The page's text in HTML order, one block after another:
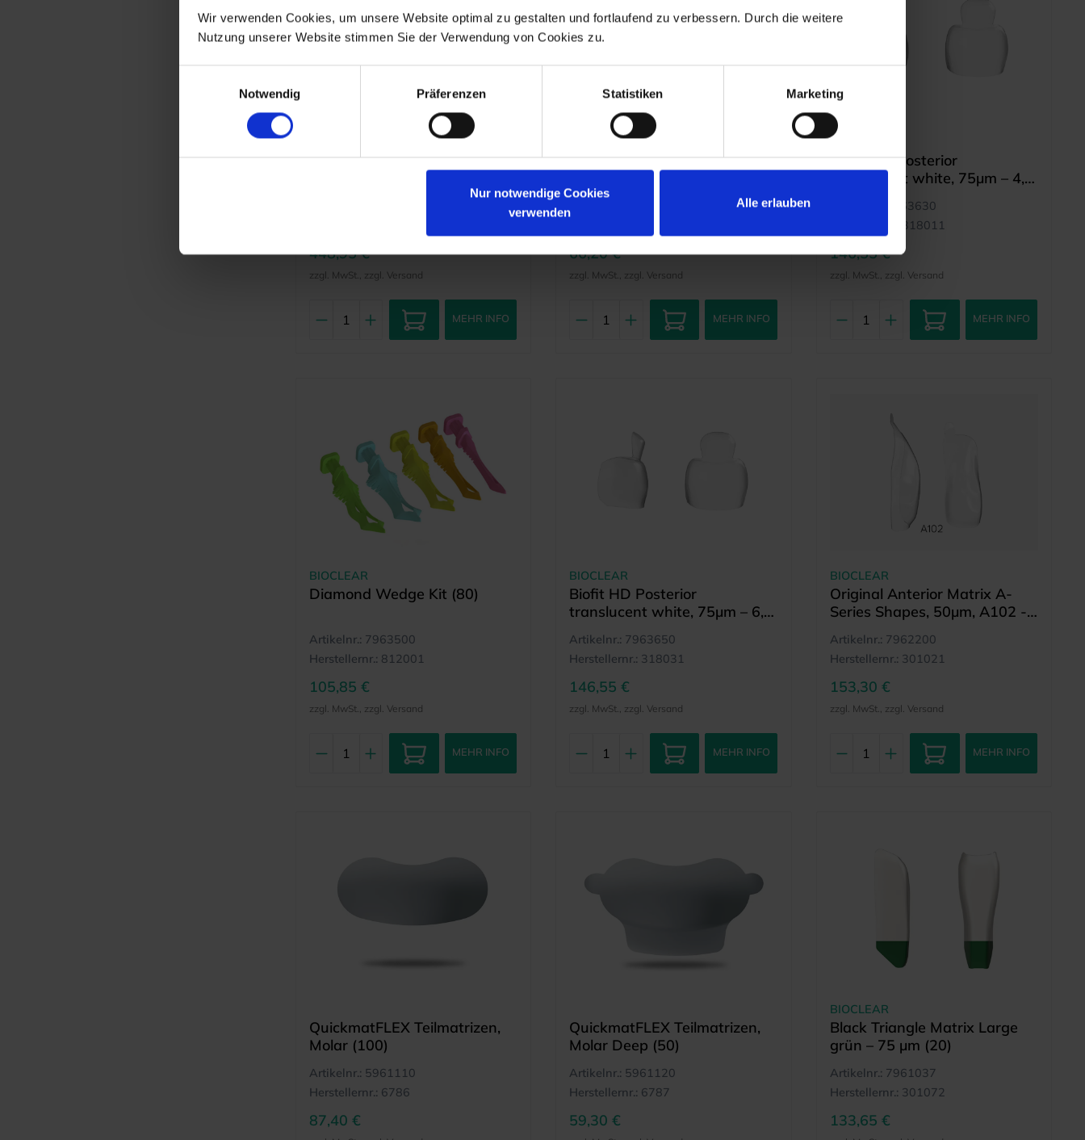
Wir verwenden Cookies, um unsere Website optimal zu gestalten und fortlaufend zu verbessern. Durch die weitere
Nutzung unserer Website stimmen Sie der Verwendung von Cookies zu.
Notwendig
Präferenzen Statistiken Marketing
Nur notwendige Cookies
verwenden
Alle erlauben
Complete HD Anterior Kit
448,95 €
zzgl. MwSt., zzgl. Versand
MEHR INFO
BIOCLEAR
Diamond Wedge Refill, Large
gelb – Regular (50)
66,20 €
zzgl. MwSt., zzgl. Versand
MEHR INFO
BIOCLEAR
Biofit HD Posterior
translucent white, 75µm – 4,5
7963630
318011
146,55 €
zzgl. MwSt., zzgl. Versand
MEHR INFO
BIOCLEAR
Diamond Wedge Kit (80)
Artikelnr.: 7963500
Herstellernr.: 812001
105,85 €
zzgl. MwSt., zzgl. Versand
MEHR INFO
BIOCLEAR
Biofit HD Posterior
translucent white, 75µm – 6,5
Artikelnr.: 7963650
Herstellernr.: 318031
146,55 €
zzgl. MwSt., zzgl. Versand
MEHR INFO
BIOCLEAR
Original Anterior Matrix A-
Series Shapes, 50µm, A102 -
Artikelnr.: 7962200
Herstellernr.: 301021
153,30 €
zzgl. MwSt., zzgl. Versand
MEHR INFO
QuickmatFLEX Teilmatrizen,
Molar (100)
Artikelnr.: 5961110
Herstellernr.: 6786
87,40 €
QuickmatFLEX Teilmatrizen,
Molar Deep (50)
Artikelnr.: 5961120
Herstellernr.: 6787
59,30 €
BIOCLEAR
Black Triangle Matrix Large
grün – 75 µm (20)
Artikelnr.: 7961037
Herstellernr.: 301072
133,65 €